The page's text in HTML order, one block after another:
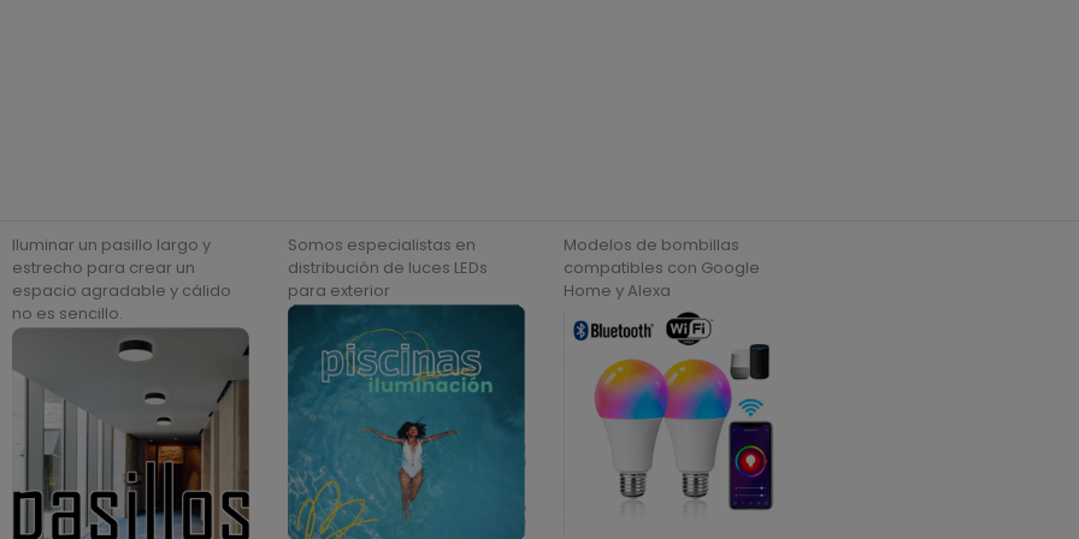
Iluminar un pasillo largo y
estrecho para crear un
espacio agradable y cálido
no es sencillo.
Somos especialistas en
distribución de luces LEDs
para exterior
Modelos de bombillas
compatibles con Google
Home y Alexa